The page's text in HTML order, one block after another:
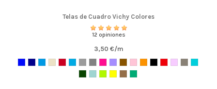
Telas de Cuadro Vichy Colores
12 opiniones
3,50 €/m